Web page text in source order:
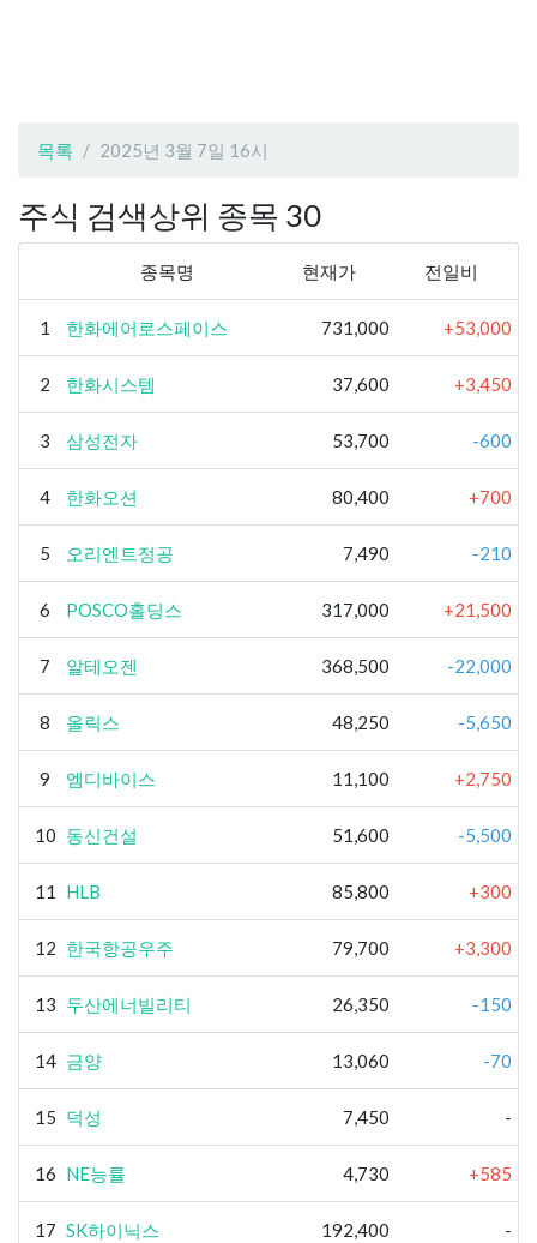
목록 2025년 3월 7일 16시
주식 검색상위 종목 30
종목명 현재가 전일비
1 한화에어로스페이스 731,000 +53,000
2 한화시스템 37,600 +3,450
3 삼성전자 53,700 -600
4 한화오션 80,400 +700
5 오리엔트정공 7,490 -210
6 POSCO홀딩스 317,000 +21,500
7 알테오젠 368,500 -22,000
8 올릭스 48,250 -5,650
9 엠디바이스 11,100 +2,750
10 동신건설 51,600 -5,500
11 HLB 85,800 +300
12 한국항공우주 79,700 +3,300
13 두산에너빌리티 26,350 -150
14 금양 13,060 -70
15 덕성 7,450 -
16 NE능률 4,730 +585
17 SK하이닉스 192,400 -